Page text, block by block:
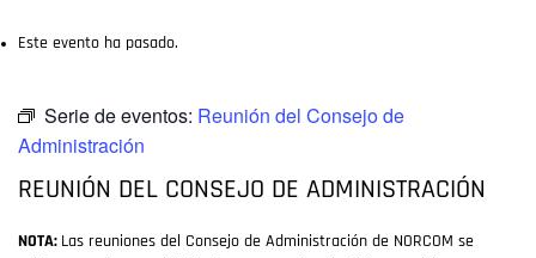
Este evento ha pasado.
Serie de eventos: Reunión del Consejo de
Administración
REUNIÓN DEL CONSEJO DE ADMINISTRACIÓN
NOTA: Las reuniones del Consejo de Administración de NORCOM se